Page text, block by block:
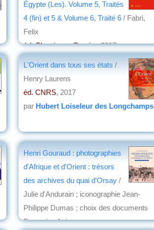
Égypte (Les). Volume 5, Traités
4 (fin) et 5 & Volume 6, Traité 6 / Fabri,
Felix
éd. Classiques Garnier, 2017
L'Orient dans tous ses états /
Henry Laurens
éd. CNRS, 2017
par Hubert Loiseleur des Longchamps
Henri Gouraud : photographies
d'Afrique et d'Orient : trésors
des archives du quai d'Orsay /
Julie d'Andurain ; iconographie Jean-
Philippe Dumas ; choix des documents
Françoise Aujogue